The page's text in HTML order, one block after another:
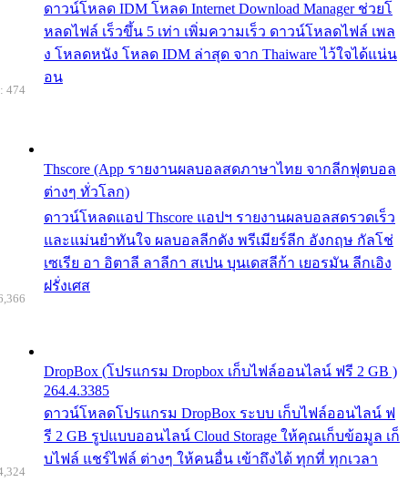
ดาวน์โหลด IDM โหลด Internet Download Manager ช่วยโ
หลดไฟล์ เร็วขึ้น 5 เท่า เพิ่มความเร็ว ดาวน์โหลดไฟล์ เพล
ง โหลดหนัง โหลด IDM ล่าสุด จาก Thaiware ไว้ใจได้แน่น
อน
Thscore (App รายงานผลบอลสดภาษาไทย จากลีกฟุตบอล
ต่างๆ ทั่วโลก)
ดาวน์โหลดแอป Thscore แอปฯ รายงานผลบอลสดรวดเร็ว
และแม่นยำทันใจ ผลบอลลีกดัง พรีเมียร์ลีก อังกฤษ กัลโช่
เซเรีย อา อิตาลี ลาลีกา สเปน บุนเดสลีก้า เยอรมัน ลีกเอิง
ฝรั่งเศส
474
DropBox (โปรแกรม Dropbox เก็บไฟล์ออนไลน์ ฟรี 2 GB )
264.4.3385
ดาวน์โหลดโปรแกรม DropBox ระบบ เก็บไฟล์ออนไลน์ ฟ
รี 2 GB รูปแบบออนไลน์ Cloud Storage ให้คุณเก็บข้อมูล เก็
บไฟล์ แชร์ไฟล์ ต่างๆ ให้คนอื่น เข้าถึงได้ ทุกที่ ทุกเวลา